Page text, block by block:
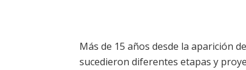
Más de 15 años desde la aparición
sucedieron diferentes etapas y